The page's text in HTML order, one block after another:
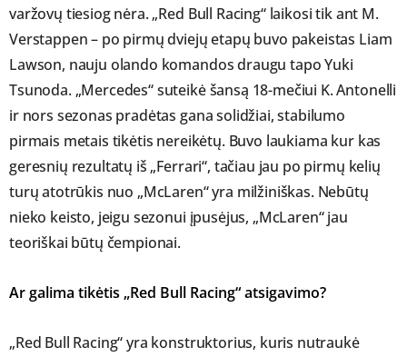
varžovų tiesiog nėra. „Red Bull Racing“ laikosi tik ant M.
Verstappen – po pirmų dviejų etapų buvo pakeistas Liam
Lawson, nauju olando komandos draugu tapo Yuki
Tsunoda. „Mercedes“ suteikė šansą 18-mečiui K. Antonelli
ir nors sezonas pradėtas gana solidžiai, stabilumo
pirmais metais tikėtis nereikėtų. Buvo laukiama kur kas
geresnių rezultatų iš „Ferrari“, tačiau jau po pirmų kelių
turų atotrūkis nuo „McLaren“ yra milžiniškas. Nebūtų
nieko keisto, jeigu sezonui įpusėjus, „McLaren“ jau
teoriškai būtų čempionai.
Ar galima tikėtis „Red Bull Racing“ atsigavimo?
„Red Bull Racing“ yra konstruktorius, kuris nutraukė